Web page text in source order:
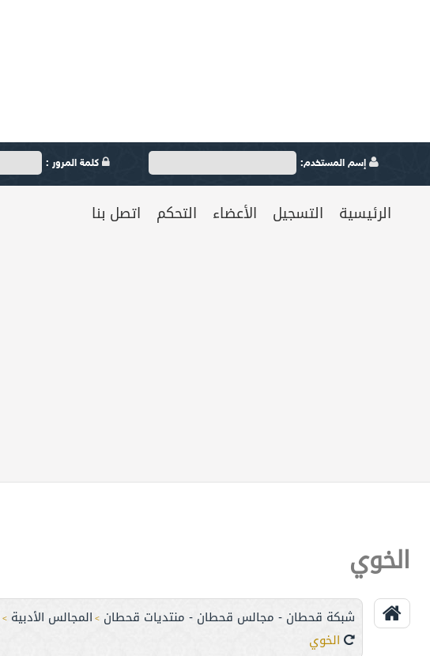
إسم المستخدم: كلمة المرور :
الرئيسية التسجيل الأعضاء التحكم اتصل بنا
الخوي
شبكة قحطان - مجالس قحطان - منتديات قحطان > المجالس الأدبية >
الخوي